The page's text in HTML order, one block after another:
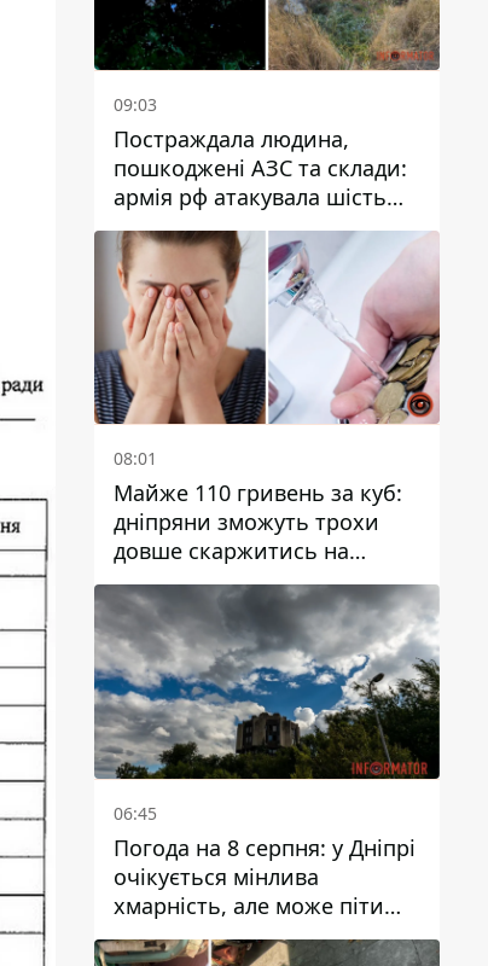
09:03
Постраждала людина,
пошкоджені АЗС та склади:
армія рф атакувала шість
районів Дніпропетровської
області
08:01
Майже 110 гривень за куб:
дніпряни зможуть трохи
довше скаржитись на
заплановані тарифи на воду
на 2027 рік
06:45
Погода на 8 серпня: у Дніпрі
очікується мінлива
хмарність, але може піти
дощ